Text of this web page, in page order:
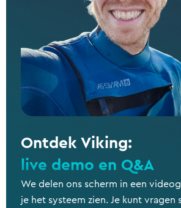
Ontdek Viking:
live demo en Q&A
We delen ons scherm in een
je het systeem zien. Je kunt vragen